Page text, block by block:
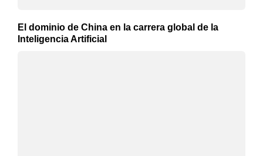
El dominio de China en la carrera global de la
Inteligencia Artificial